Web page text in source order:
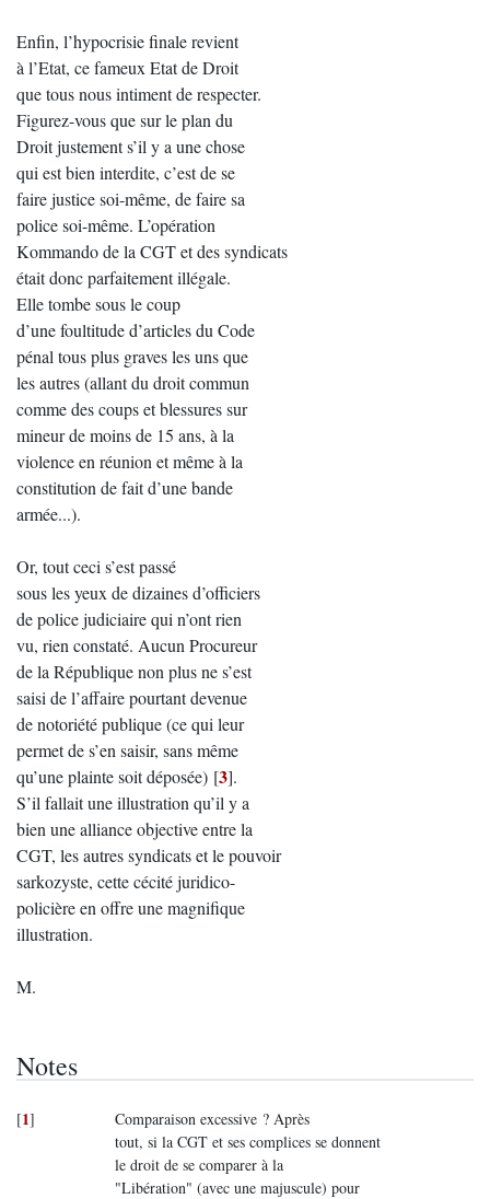
Enfin, l’hypocrisie finale revient
à l’Etat, ce fameux Etat de Droit
que tous nous intiment de respecter.
Figurez-vous que sur le plan du
Droit justement s’il y a une chose
qui est bien interdite, c’est de se
faire justice soi-même, de faire sa
police soi-même. L’opération
Kommando de la CGT et des syndicats
était donc parfaitement illégale.
Elle tombe sous le coup
d’une foultitude d’articles du Code
pénal tous plus graves les uns que
les autres (allant du droit commun
comme des coups et blessures sur
mineur de moins de 15 ans, à la
violence en réunion et même à la
constitution de fait d’une bande
armée...).
Or, tout ceci s’est passé
sous les yeux de dizaines d’officiers
de police judiciaire qui n’ont rien
vu, rien constaté. Aucun Procureur
de la République non plus ne s’est
saisi de l’affaire pourtant devenue
de notoriété publique (ce qui leur
permet de s’en saisir, sans même
qu’une plainte soit déposée) [3].
S’il fallait une illustration qu’il y a
bien une alliance objective entre la
CGT, les autres syndicats et le pouvoir
sarkozyste, cette cécité juridico-
policière en offre une magnifique
illustration.
M.
Notes
[1]
Comparaison excessive ? Après
tout, si la CGT et ses complices se donnent
le droit de se comparer à la
"Libération" (avec une majuscule) pour